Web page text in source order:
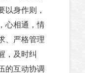
以身作则，
心相通，情
、严格管理
，及时纠
的互动协调